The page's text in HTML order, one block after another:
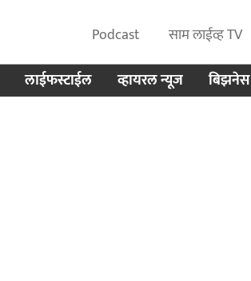
Podcast साम लाईव्ह TV
लाईफस्टाईल व्हायरल न्यूज बिझनेस